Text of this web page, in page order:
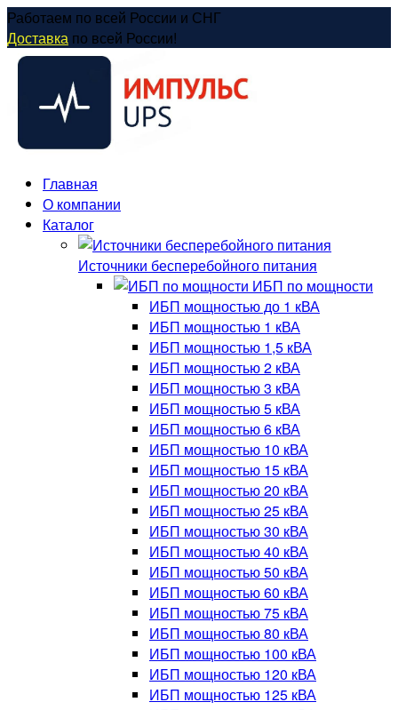
Перейти
к
содержанию
Работаем по всей России и СНГ
Доставка по всей России!
Главная
О компании
Каталог
Источники бесперебойного питания
ИБП по мощности
ИБП мощностью до 1 кВА
ИБП мощностью 1 кВА
ИБП мощностью 1,5 кВА
ИБП мощностью 2 кВА
ИБП мощностью 3 кВА
ИБП мощностью 5 кВА
ИБП мощностью 6 кВА
ИБП мощностью 10 кВА
ИБП мощностью 15 кВА
ИБП мощностью 20 кВА
ИБП мощностью 25 кВА
ИБП мощностью 30 кВА
ИБП мощностью 40 кВА
ИБП мощностью 50 кВА
ИБП мощностью 60 кВА
ИБП мощностью 75 кВА
ИБП мощностью 80 кВА
ИБП мощностью 100 кВА
ИБП мощностью 120 кВА
ИБП мощностью 125 кВА